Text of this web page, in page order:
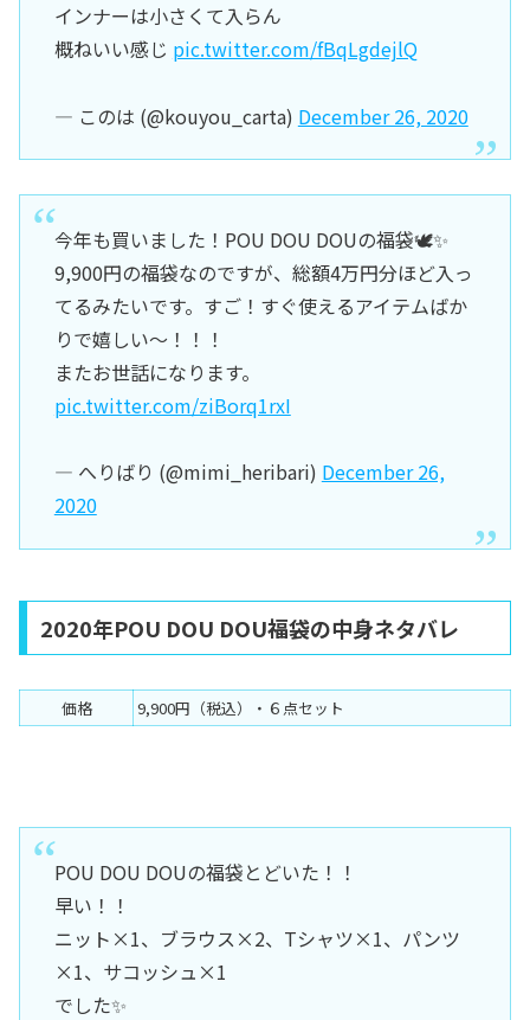
インナーは小さくて入らん
概ねいい感じ pic.twitter.com/fBqLgdejlQ
— このは (@kouyou_carta) December 26, 2020
今年も買いました！POU DOU DOUの福袋🕊✨
9,900円の福袋なのですが、総額4万円分ほど入っ
てるみたいです。すご！すぐ使えるアイテムばか
りで嬉しい～！！！
またお世話になります。
pic.twitter.com/ziBorq1rxI
— へりばり (@mimi_heribari) December 26,
2020
2020年POU DOU DOU福袋の中身ネタバレ
価格 9,900円（税込）・６点セット
POU DOU DOUの福袋とどいた！！
早い！！
ニット×1、ブラウス×2、Tシャツ×1、パンツ
×1、サコッシュ×1
でした✨